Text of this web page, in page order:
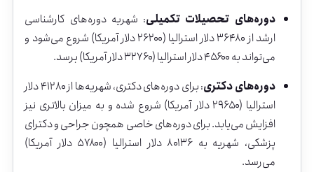
دوره‌های تحصیلات تکمیلی: شهریهدوره‌های کارشناسی
ارشداز۳۶۴۸۰دلاراسترالیا (۲۶۲۰۰دلارآمریکا) شروع می‌شود و
می‌تواندبه۴۵۶۰۰دلاراسترالیا (۳۲۷۶۰دلارآمریکا)برسد.
دوره‌هایدکتری:برایدوره‌هایدکتری،شهریه‌هااز۴۱۲۸۰دلار
استرالیا (۲۹۶۵۰دلارآمریکا) شروع شده و به میزان بالاتری نیز
افزایشمی‌یابد.برایدوره‌هایخاصی همچونجراحیودکترای
پزشکی، شهریه به ۸۰۱۳۶ دلار استرالیا (۵۷۸۰۰ دلارآمریکا)
می‌رسد.